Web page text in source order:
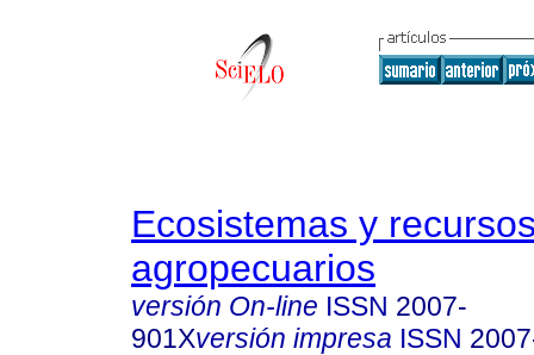
Ecosistemas y
agropecuarios
versión On-line ISSN 2007-
901Xversión impresa ISSN